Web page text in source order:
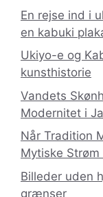
En rejse ind i
en kabuki
Ukiyo-e og
kunsthistorie
Vandets
Modernitet i
Når Tradition
Mytiske
Billeder uden
grænser